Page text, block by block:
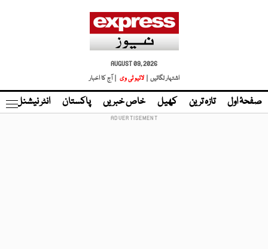
AUGUST 09, 2026
اشتہار لگائیں |
لائیو ٹی وی | آج کا اخبار
صفحۂ اول تازہ ترین کھیل خاص خبریں پاکستان انٹر نیشنل